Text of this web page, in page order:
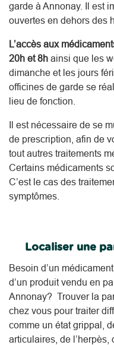
garde à Annonay. Il est
ouvertes en dehors des
L’accès aux
20h et 8h ainsi que les
dimanche et les jours
officines de garde se
lieu de fonction.
Il est nécessaire de se
de prescription, afin de
tout autres traitements
Certains médicaments
C’est le cas des
symptômes.
Localiser une
Besoin d’un
d’un produit vendu en
Annonay? Trouver la
chez vous pour traiter
comme un état grippal,
articulaires, de